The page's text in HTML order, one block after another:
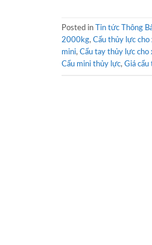
Posted in Tin tức Thông
2000kg, Cẩu thủy lực cho
mini, Cẩu tay thủy lực cho
Cẩu mini thủy lực, Giá